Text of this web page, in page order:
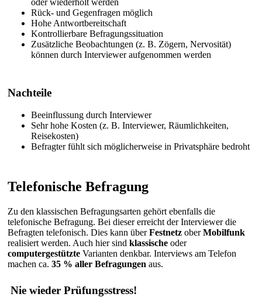
oder wiederholt werden
Rück- und Gegenfragen möglich
Hohe Antwortbereitschaft
Kontrollierbare Befragungssituation
Zusätzliche Beobachtungen (z. B. Zögern, Nervosität)
können durch Interviewer aufgenommen werden
Nachteile
Beeinflussung durch Interviewer
Sehr hohe Kosten (z. B. Interviewer, Räumlichkeiten,
Reisekosten)
Befragter fühlt sich möglicherweise in Privatsphäre bedroht
Telefonische Befragung
Zu den klassischen Befragungsarten gehört ebenfalls die
telefonische Befragung. Bei dieser erreicht der Interviewer die
Befragten telefonisch. Dies kann überFestnetz oberMobilfunk
realisiert werden. Auch hier sind klassische oder
computergestützte Varianten denkbar. Interviews am Telefon
machen ca. 35 % aller Befragungen aus.
Nie wieder Prüfungsstress!